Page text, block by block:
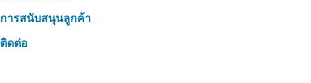
การสนับสนุนลูกค้า
ติดต่อ